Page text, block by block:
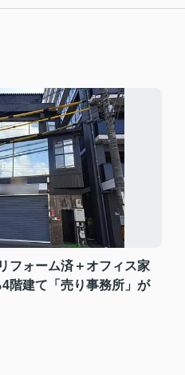
フォーム済＋オフィス家
階建て「売り事務所」が